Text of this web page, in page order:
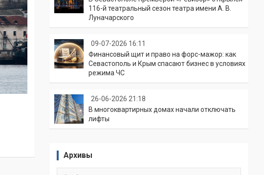
116-й театральный сезон театра имени А. В.
Луначарского
09-07-2026 16:11
Финансовый щит и право на форс-мажор: как
Севастополь и Крым спасают бизнес в условиях
режима ЧС
26-06-2026 21:18
В многоквартирных домах начали отключать
лифты
Архивы